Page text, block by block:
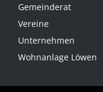
Gemeinderat
Vereine
Unternehmen
Wohnanlage Löwen